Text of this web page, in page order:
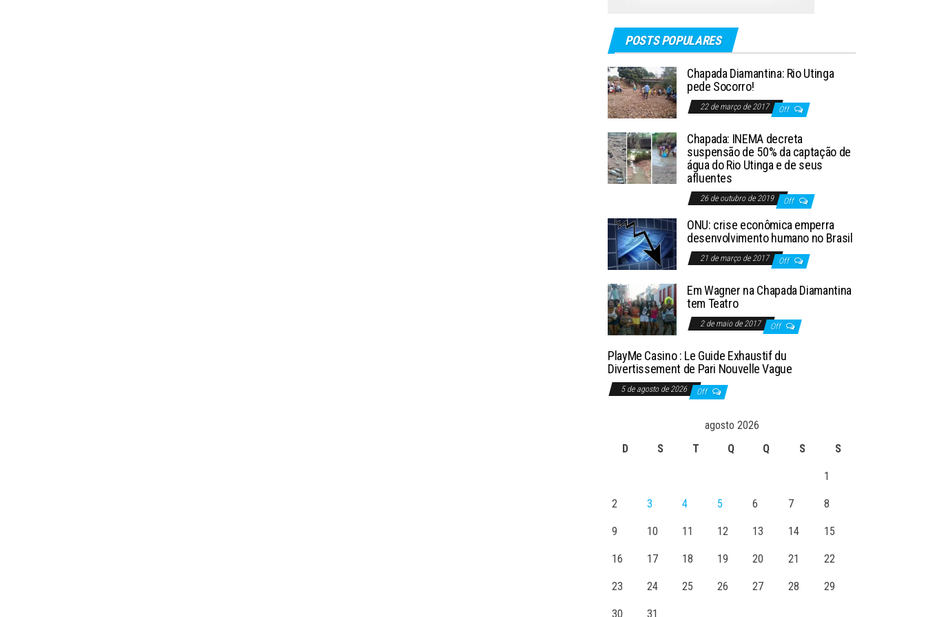
POSTS POPULARES
Chapada Diamantina: Rio Utinga
pede Socorro!
22 de março de 2017 Off
Chapada: INEMA decreta
suspensão de 50% da captação de
água do Rio Utinga e de seus
afluentes
26 de outubro de 2019 Off
ONU: crise econômica emperra
desenvolvimento humano no Brasil
21 de março de 2017 Off
Em Wagner na Chapada Diamantina
tem Teatro
2 de maio de 2017 Off
PlayMe Casino : Le Guide Exhaustif du
Divertissement de Pari Nouvelle Vague
5 de agosto de 2026 Off
agosto 2026
D
S T Q Q S S
1
2 3 4 5 6 7 8
9 10 11 12 13 14 15
16 17 18 19 20 21 22
23 24 25 26 27 28 29
30 31